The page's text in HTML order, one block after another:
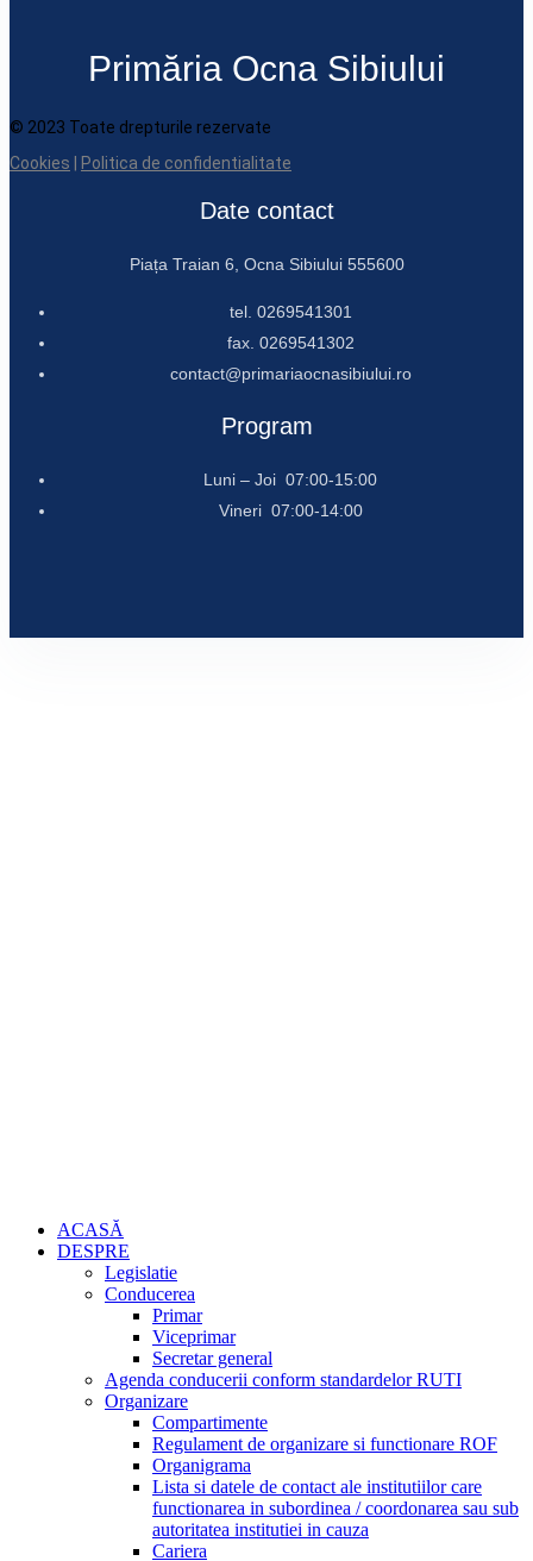
Primăria Ocna Sibiului
© 2023 Toate drepturile rezervate
Cookies
Politica de confidentialitate
Date contact
Piața Traian 6, Ocna Sibiului 555600
tel. 0269541301
fax. 0269541302
contact@primariaocnasibiului.ro
Program
Luni – Joi 07:00-15:00
Vineri 07:00-14:00
ACASĂ
DESPRE
Legislatie
Conducerea
Primar
Viceprimar
Secretar general
Agenda conducerii conform standardelor RUTI
Organizare
Compartimente
Regulament de organizare si functionare ROF
Organigrama
Lista si datele de contact ale institutiilor care
functionarea in subordinea / coordonarea sau sub
autoritatea institutiei in cauza
Cariera